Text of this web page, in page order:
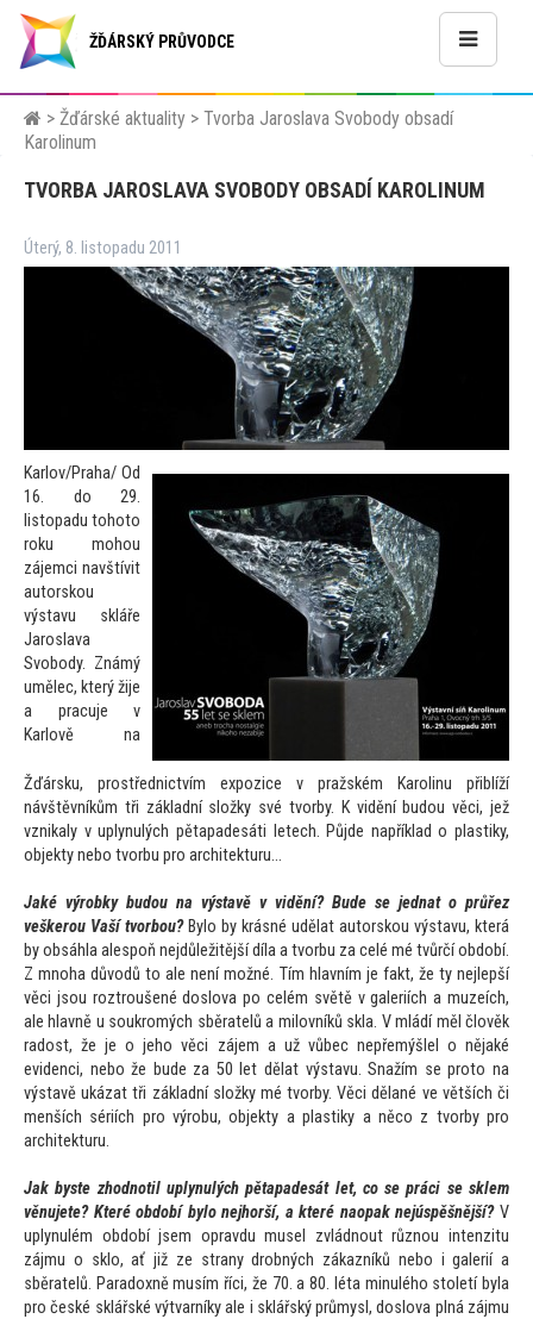
ŽĎÁRSKÝ PRŮVODCE
> Žďárské aktuality > Tvorba Jaroslava Svobody obsadí
Karolinum
TVORBA JAROSLAVA SVOBODY OBSADÍ KAROLINUM
Úterý, 8. listopadu 2011
Karlov/Praha/ Od
16. do 29.
listopadu tohoto
roku mohou
zájemci navštívit
autorskou
výstavu skláře
Jaroslava
Svobody. Známý
umělec, který žije
a pracuje v
Karlově na
Žďársku, prostřednictvím expozice v pražském Karolinu přiblíží
návštěvníkům tři základní složky své tvorby. K vidění budou věci, jež
vznikaly v uplynulých pětapadesáti letech. Půjde například o plastiky,
objekty nebo tvorbu pro architekturu…
Jaké výrobky budou na výstavě v vidění? Bude se jednat o průřez
veškerou Vaší tvorbou? Bylo by krásné udělat autorskou výstavu, která
by obsáhla alespoň nejdůležitější díla a tvorbu za celé mé tvůrčí období.
Z mnoha důvodůto ale není možné. Tím hlavním je fakt, že ty nejlepší
věci jsou roztroušené doslova po celém světě v galeriích a muzeích,
ale hlavně u soukromých sběratelů a milovníků skla. V mládí měl člověk
radost, že je o jeho věci zájem a už vůbec nepřemýšlel o nějaké
evidenci, nebo že bude za 50 let dělat výstavu. Snažím se proto na
výstavě ukázat tři základní složky mé tvorby. Věci dělané ve větších či
menších sériích pro výrobu, objekty a plastiky a něco z tvorby pro
architekturu.
Jak byste zhodnotil uplynulých pětapadesát let, co se práci se sklem
věnujete? Které období bylo nejhorší, a které naopak nejúspěšnější? V
uplynulém období jsem opravdu musel zvládnout různou intenzitu
zájmu o sklo, ať již ze strany drobných zákazníků nebo i galerií a
sběratelů. Paradoxně musím říci, že 70. a 80. léta minulého století byla
pro české sklářské výtvarníky ale i sklářský průmysl, doslova plná zájmu